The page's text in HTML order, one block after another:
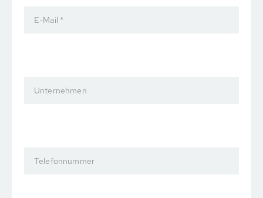
E-Mail *
Unternehmen
Telefonnummer